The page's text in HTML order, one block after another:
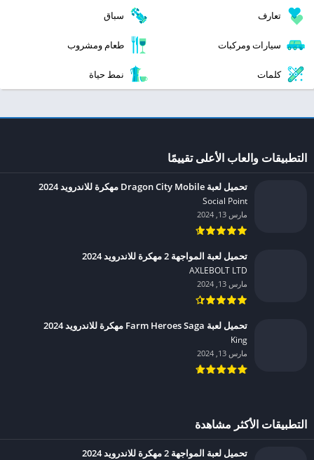
تعارف سباق
سيارات ومركبات طعام ومشروب
كلمات نمط حياة
التطبيقات والعاب الأعلى تقييمًا
تحميل لعبة Dragon City Mobile مهكرة للاندرويد 2024
Social Point‏
مارس 13, 2024
تحميل لعبة المواجهة 2 مهكرة للاندرويد 2024
AXLEBOLT LTD‏
مارس 13, 2024
تحميل لعبة Farm Heroes Saga مهكرة للاندرويد 2024
King‏
مارس 13, 2024
التطبيقات الأكثر مشاهدة
تحميل لعبة المواجهة 2 مهكرة للاندرويد 2024